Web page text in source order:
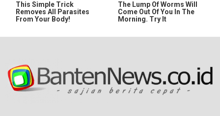
This Simple Trick
Removes All Parasites
From Your Body!
The Lump Of Worms Will
Come Out Of You In The
Morning. Try It